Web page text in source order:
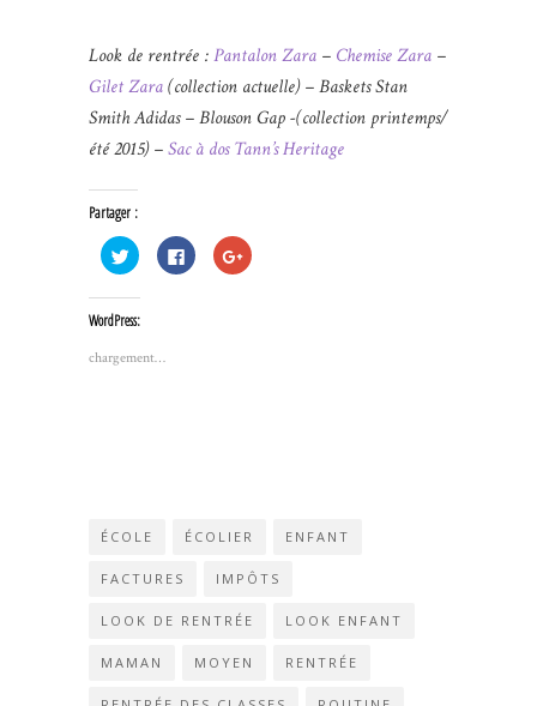
Look de rentrée :Pantalon Zara – Chemise Zara –
Gilet Zara(collection actuelle) – Baskets Stan
Smith Adidas – Blouson Gap -(collection printemps/
été 2015) –Sac à dos Tann’s Heritage
Partager :
Cliquez
pour
partager
sur
dans
nouvelle
fenêtre)
Cliquez
pour
partager
Cliquez
pour
WordPress:
chargement…
ÉCOLE ÉCOLIER ENFANT
FACTURES IMPÔTS
LOOK DE RENTRÉE LOOK ENFANT
MAMAN MOYEN RENTRÉE